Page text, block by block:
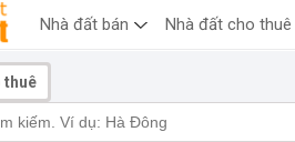
thuê
Nhà đất bán Nhà đất cho thuê